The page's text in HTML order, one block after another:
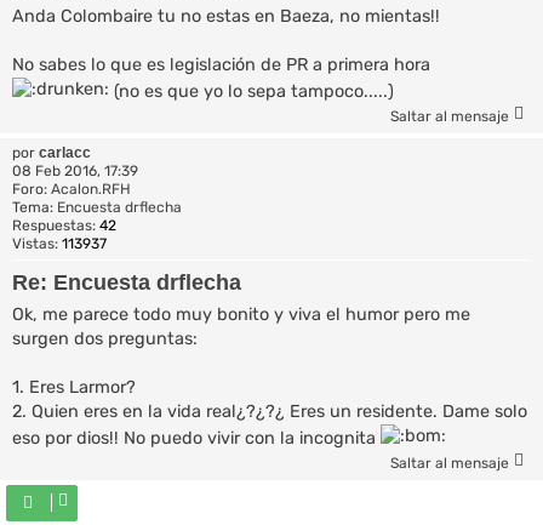
Anda Colombaire tu no estas en Baeza, no mientas!!
No sabes lo que es legislación de PR a primera hora
(no es que yo lo sepa tampoco.....)
Saltar al mensaje
por carlacc
08 Feb 2016, 17:39
Foro: Acalon.RFH
Tema: Encuesta drflecha
Respuestas: 42
Vistas: 113937
Re: Encuesta drflecha
Ok, me parece todo muy bonito y viva el humor pero me
surgen dos preguntas:
1. Eres Larmor?
2. Quien eres en la vida real¿?¿?¿ Eres un residente. Dame solo
eso por dios!! No puedo vivir con la incognita
Saltar al mensaje